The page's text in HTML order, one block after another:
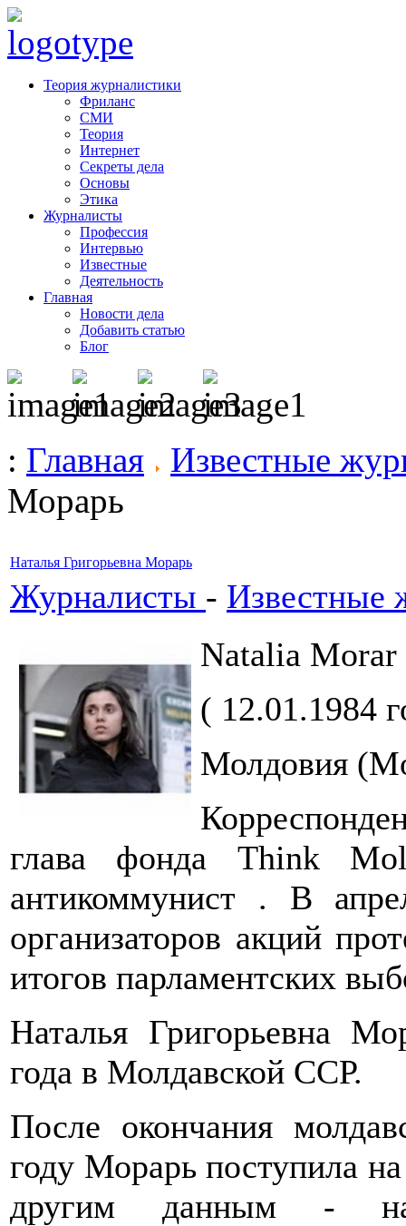
Теория журналистики
Фриланс
СМИ
Теория
Интернет
Секреты дела
Основы
Этика
Журналисты
Профессия
Интервью
Известные
Деятельность
Главная
Новости дела
Добавить статью
Блог
: Главная
Известные
Морарь
Наталья Григорьевна Морарь
Журналисты - Известные
Natalia Morar
( 12.01.1984
Молдовия
глава фонда Think
антикоммунист . В
организаторов акций
итогов парламентских
Наталья Григорьевна
года в Молдавской ССР.
После окончания
году Морарь поступила
другим данным - на